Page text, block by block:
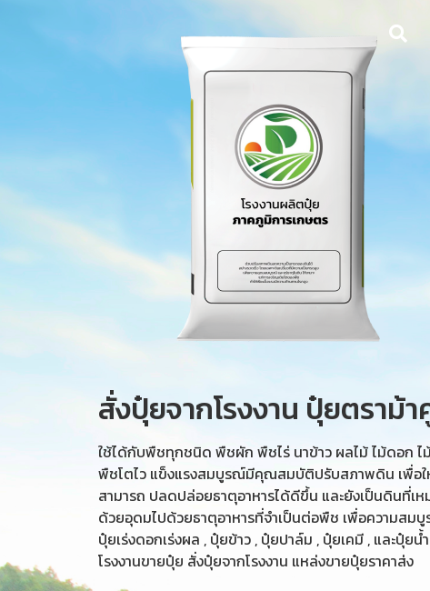
สั่งปุ๋ยจากโรงงาน ปุ๋ยตราม้
ใช้ได้กับพืชทุกชนิด พืชผัก พืชไร่ นาข้าว ผลไม้ ไม้ดอก ไ
พืชโตไว แข็งแรงสมบูรณ์มีคุณสมบัติปรับสภาพดิน เพื่อใ
สามารถ ปลดปล่อยธาตุอาหารได้ดีขึ้น และยังเป็นดินที่เ
ด้วยอุดมไปด้วยธาตุอาหารที่จำเป็นต่อพืช เพื่อความส
ปุ๋ยเร่งดอกเร่งผล , ปุ๋ยข้าว , ปุ๋ยปาล์ม , ปุ๋ยเคมี , และปุ๋ย
โรงงานขายปุ๋ย สั่งปุ๋ยจากโรงงาน แหล่งขายปุ๋ยราคาส่ง